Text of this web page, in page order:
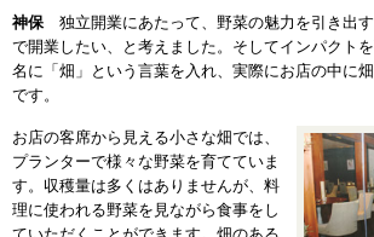
神保
独立開業にあたって、野菜の魅力を引き出
で開業したい、と考えました。そしてインパクト
名に「畑」という言葉を入れ、実際にお店の中に
です。
お店の客席から見える小さな畑では、
プランターで様々な野菜を育てていま
す。収穫量は多くはありませんが、料
理に使われる野菜を見ながら食事をし